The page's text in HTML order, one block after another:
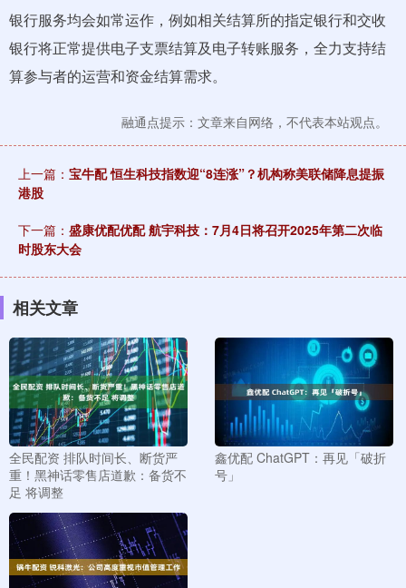
银行服务均会如常运作，例如相关结算所的指定银行和交收
银行将正常提供电子支票结算及电子转账服务，全力支持结
算参与者的运营和资金结算需求。
融通点提示：文章来自网络，不代表本站观点。
上一篇： 宝牛配 恒生科技指数迎“8连涨”？机构称美联储降息提振
港股
下一篇： 盛康优配优配 航宇科技：7月4日将召开2025年第二次临
时股东大会
相关文章
全民配资 排队时间长、断货严
重！黑神话零售店道歉：备货不
足 将调整
鑫优配 ChatGPT：再见「破折
号」